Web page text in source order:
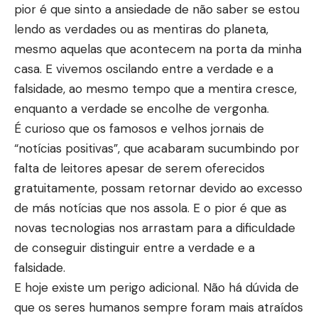
pior é que sinto a ansiedade de não saber se estou
lendo as verdades ou as mentiras do planeta,
mesmo aquelas que acontecem na porta da minha
casa. E vivemos oscilando entre a verdade e a
falsidade, ao mesmo tempo que a mentira cresce,
enquanto a verdade se encolhe de vergonha.
É curioso que os famosos e velhos jornais de
“notícias positivas”, que acabaram sucumbindo por
falta de leitores apesar de serem oferecidos
gratuitamente, possam retornar devido ao excesso
de más notícias que nos assola. E o pior é que as
novas tecnologias nos arrastam para a dificuldade
de conseguir distinguir entre a verdade e a
falsidade.
E hoje existe um perigo adicional. Não há dúvida de
que os seres humanos sempre foram mais atraídos